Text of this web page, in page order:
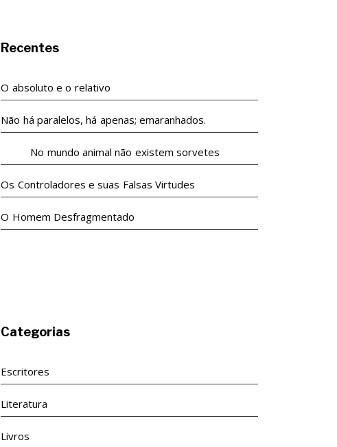
Recentes
O absoluto e o relativo
Não há paralelos, há apenas; emaranhados.
No mundo animal não existem sorvetes
Os Controladores e suas Falsas Virtudes
O Homem Desfragmentado
Categorias
Escritores
Literatura
Livros